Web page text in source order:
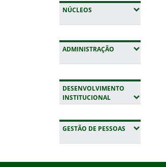
NÚCLEOS (EXPANDIR SUBMENUS)
ADMINISTRAÇÃO (EXPANDIR
DESENVOLVIMENTO
INSTITUCIONAL(EXPANDIR
GESTÃO DE PESSOAS (EXPANDIR